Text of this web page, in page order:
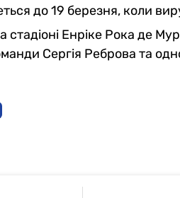
до 19 березня, коли
Енріке Рока де
Сергія Реброва та